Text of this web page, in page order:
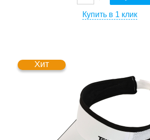
Купить в 1 клик
Хит